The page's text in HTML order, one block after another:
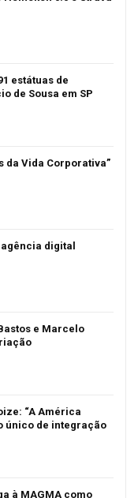
estátuas de
de Sousa em SP
da Vida Corporativa”
digital
e Marcelo
“A América
único de integração
à MAGMA como